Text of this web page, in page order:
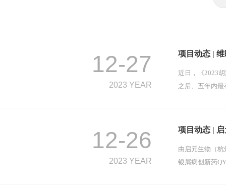
12-27
2023 YEAR
项目动态 |
近日，《2023
之后、五年内
12-26
2023 YEAR
项目动态 |
由启元生物（
银屑病创新药